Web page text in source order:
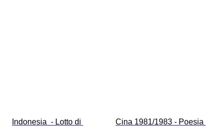
Indonesia  - Lotto di
Cina 1981/1983 - Poesia